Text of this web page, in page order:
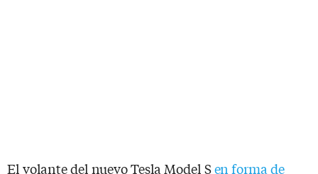
El volante del nuevo Tesla Model Sen forma de